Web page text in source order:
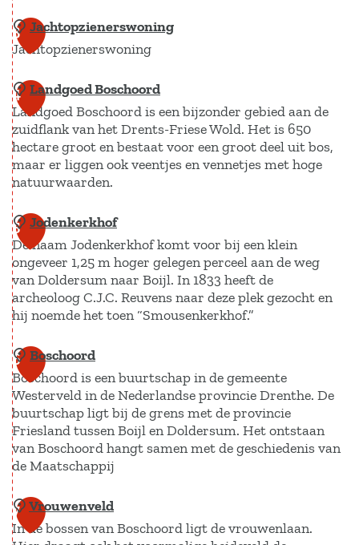
e
r
s
c
e
n
t
r
u
m
|
G
r
e
n
z
e
l
o
o
s
D
o
l
D
o
l
d
e
r
s
u
m
3 Jachtopzienerswoning
Jachtopzienerswoning
J
a
c
h
t
o
p
z
i
e
n
e
r
s
w
o
n
i
n
g
4 Landgoed Boschoord
Landgoed Boschoord is een bijzonder gebied aan de
zuidflank van het Drents-Friese Wold. Het is 650
hectare groot en bestaat voor een groot deel uit bos,
maar er liggen ook veentjes en vennetjes met hoge
natuurwaarden.
L
a
n
d
g
o
e
d
B
o
s
c
h
o
o
5 Jodenkerkhof
De naam Jodenkerkhof komt voor bij een klein
ongeveer 1,25 m hoger gelegen perceel aan de weg
van Doldersum naar Boijl. In 1833 heeft de
archeoloog C.J.C. Reuvens naar deze plek gezocht en
hij noemde het toen “Smousenkerkhof.”
J
o
d
e
n
k
e
r
k
6 Boschoord
Boschoord is een buurtschap in de gemeente
Westerveld in de Nederlandse provincie Drenthe. De
buurtschap ligt bij de grens met de provincie
Friesland tussen Boijl en Doldersum. Het ontstaan
van Boschoord hangt samen met de geschiedenis van
de Maatschappij
B
o
7 Vrouwenveld
In de bossen van Boschoord ligt de vrouwenlaan.